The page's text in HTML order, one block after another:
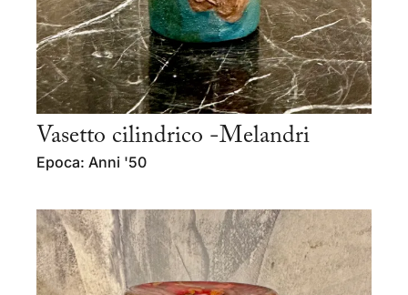
Vasetto cilindrico -Melandri
Epoca: Anni '50